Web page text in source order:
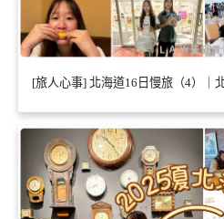
[旅人心事] 北海道16日慢旅（4）｜